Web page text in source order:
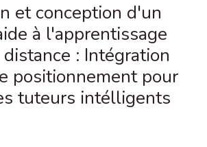
et conception d'un
à l'apprentissage
: Intégration
positionnement pour
tuteurs intélligents